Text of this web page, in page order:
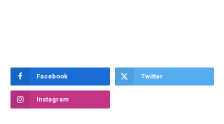
Facebook Twitter
Instagram